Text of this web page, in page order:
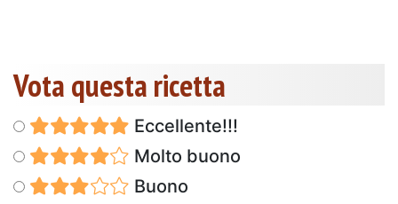
Vota questa ricetta
Eccellente!!!
Molto buono
Buono